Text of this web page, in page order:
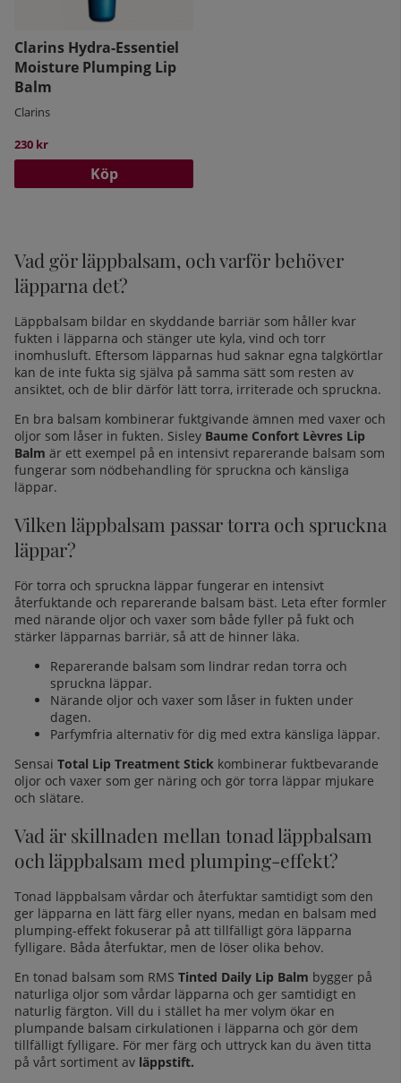
Clarins Hydra-Essentiel
Moisture Plumping Lip
Balm
Clarins
230 kr
Köp
Vad gör läppbalsam, och varför behöver
läpparna det?
Läppbalsam bildar en skyddande barriär som håller kvar
fukten i läpparna och stänger ute kyla, vind och torr
inomhusluft. Eftersom läpparnas hud saknar egna talgkörtlar
kan de inte fukta sig själva på samma sätt som resten av
ansiktet, och de blir därför lätt torra, irriterade och spruckna.
En bra balsam kombinerar fuktgivande ämnen med vaxer och
oljor som låser in fukten. Sisley Baume Confort Lèvres Lip
Balm är ett exempel på en intensivt reparerande balsam som
fungerar som nödbehandling för spruckna och känsliga
läppar.
Vilken läppbalsam passar torra och spruckna
läppar?
För torra och spruckna läppar fungerar en intensivt
återfuktande och reparerande balsam bäst. Leta efter formler
med närande oljor och vaxer som både fyller på fukt och
stärker läpparnas barriär, så att de hinner läka.
Reparerande balsam som lindrar redan torra och
spruckna läppar.
Närande oljor och vaxer som låser in fukten under
dagen.
Parfymfria alternativ för dig med extra känsliga läppar.
Sensai Total Lip Treatment Stick kombinerar fuktbevarande
oljor och vaxer som ger näring och gör torra läppar mjukare
och slätare.
Vad är skillnaden mellan tonad läppbalsam
och läppbalsam med plumping-effekt?
Tonad läppbalsam vårdar och återfuktar samtidigt som den
ger läpparna en lätt färg eller nyans, medan en balsam med
plumping-effekt fokuserar på att tillfälligt göra läpparna
fylligare. Båda återfuktar, men de löser olika behov.
En tonad balsam som RMS Tinted Daily Lip Balm bygger på
naturliga oljor som vårdar läpparna och ger samtidigt en
naturlig färgton. Vill du i stället ha mer volym ökar en
plumpande balsam cirkulationen i läpparna och gör dem
tillfälligt fylligare. För mer färg och uttryck kan du även titta
på vårt sortiment av läppstift.